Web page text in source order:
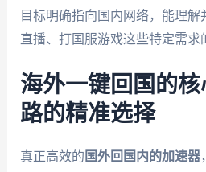
目标明确指向国内网络，能理
直播、打国服游戏这些特定需求
海外一键回国 的
路的精准选择
真正高效的 国外回国内的加速器